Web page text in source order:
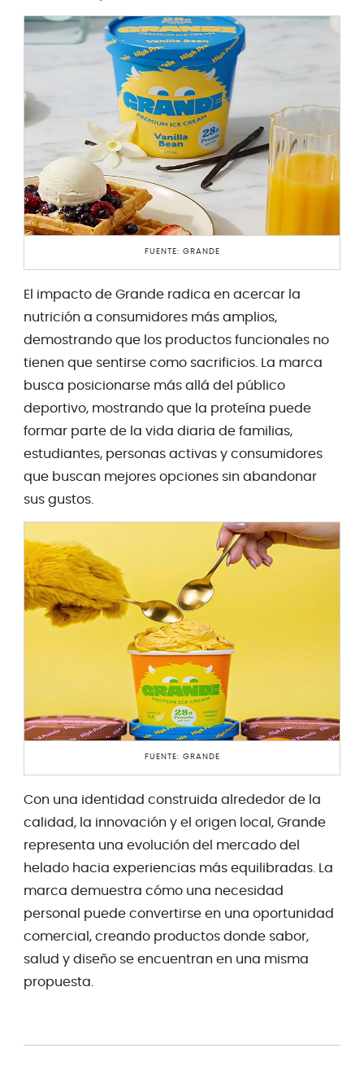
FUENTE: GRANDE
El impacto de Grande radica en acercar la
nutrición a consumidores más amplios,
demostrando que los productos funcionales no
tienen que sentirse como sacrificios. La marca
busca posicionarse más allá del público
deportivo, mostrando que la proteína puede
formar parte de la vida diaria de familias,
estudiantes, personas activas y consumidores
que buscan mejores opciones sin abandonar
sus gustos.
FUENTE: GRANDE
Con una identidad construida alrededor de la
calidad, la innovación y el origen local, Grande
representa una evolución del mercado del
helado hacia experiencias más equilibradas. La
marca demuestra cómo una necesidad
personal puede convertirse en una oportunidad
comercial, creando productos donde sabor,
salud y diseño se encuentran en una misma
propuesta.